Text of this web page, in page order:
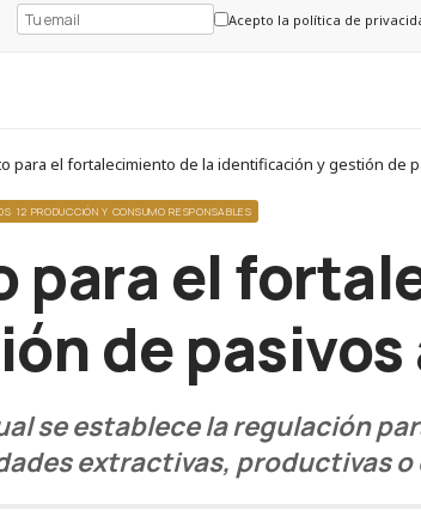
Acepto la política de
para el fortalecimiento de la identificación y gestión de
12 PRODUCCIÓN Y CONSUMO RESPONSABLES
para el
de
se establece la regulación
extractivas, productivas o